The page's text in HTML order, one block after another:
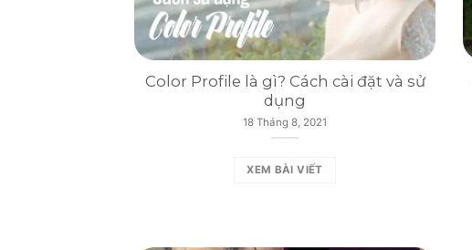
Color Profile là gì? Cách cài đặt và sử
dụng
18 Tháng 8, 2021
XEM BÀI VIẾT